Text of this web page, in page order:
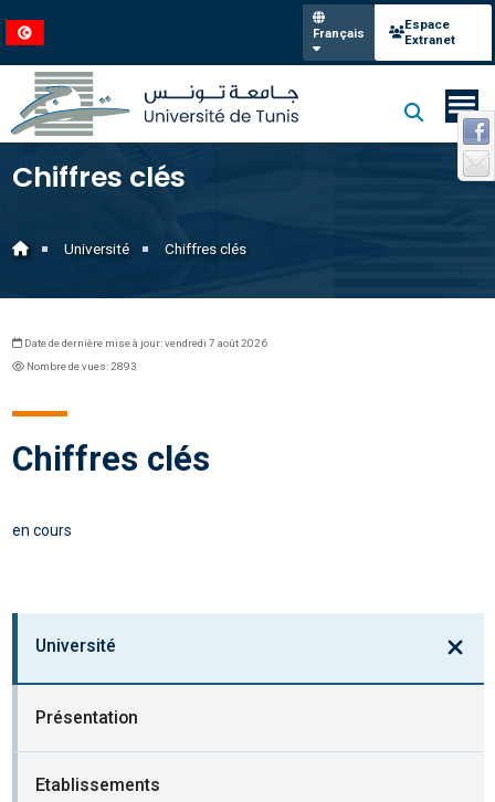
Français
Espace
Extranet
Chiffres clés
Université Chiffres clés
Université
Présentation
Etablissements
Date de dernière mise à jour: vendredi 7 août 2026
Nombre de vues: 2893
Chiffres clés
en cours